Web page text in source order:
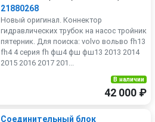
21880268
Новый оригинал. Коннектор
гидравлических трубок на насос тройник
пятерник. Для поиска: volvo вольво fh13
fh4 4 серия fh фш4 фш фш13 2013 2014
2015 2016 2017 201...
В наличии
42 000 ₽
Соединительный блок